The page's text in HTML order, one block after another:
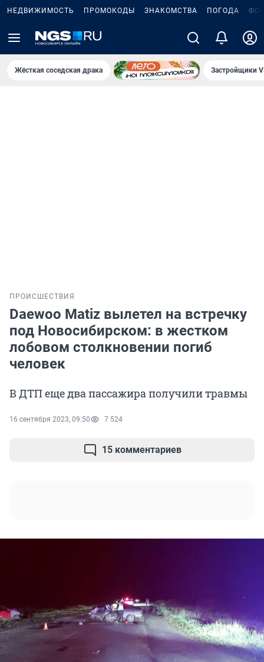
НЕДВИЖИМОСТЬ ПРОМОКОДЫ ЗНАКОМСТВА ПОГОДА
Жёсткая соседская драка Застройщики
ПРОИСШЕСТВИЯ
Daewoo Matiz вылетел на встречку
под Новосибирском: в жестком
лобовом столкновении погиб
человек
В ДТП еще два пассажира получили травмы
16 сентября 2023, 09:50 7 524
15 комментариев